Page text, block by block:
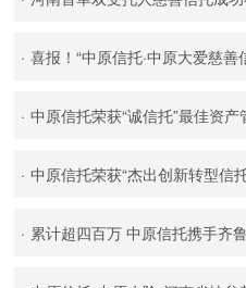
· 喜报！“中原信托·中原大爱慈善
· 中原信托荣获“诚信托”最佳资
· 中原信托荣获“杰出创新转型信
· 累计超四百万 中原信托携手齐鲁